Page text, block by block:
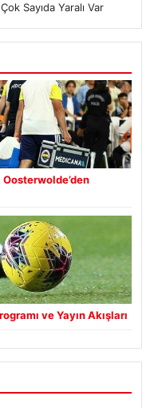
Sayıda Yaralı Var
Oosterwolde’den
ve Yayın Akışları